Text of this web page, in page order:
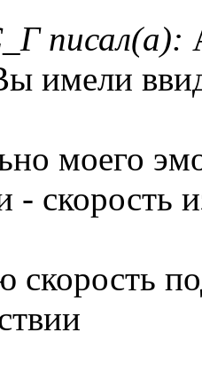
писал(а):
имели
моего
скорость
скорость